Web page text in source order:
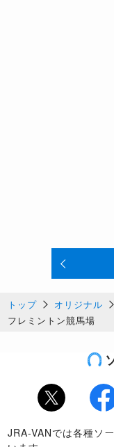
トップ オリジナル
フレミントン競馬場
Twitter
JRA-VANでは各種ソ